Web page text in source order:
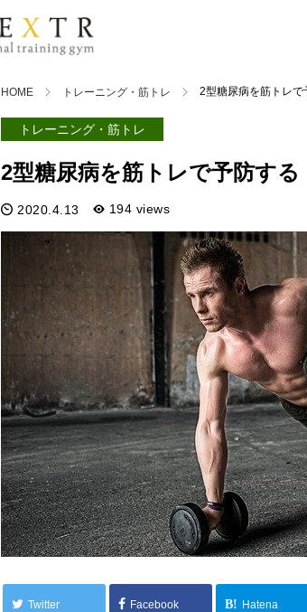
HOME トレーニング・筋トレ 2型糖尿病を筋トレで
トレーニング・筋トレ
2型糖尿病を筋トレで予防する
2020.4.13 194 views
Twitter Facebook Hatena